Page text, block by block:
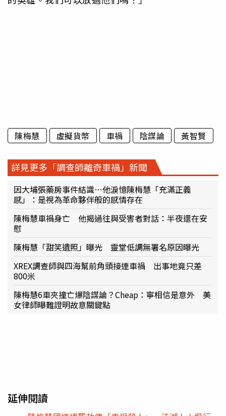
陳梅慧 虛擬貨幣 車禍 陰謀論 黃智賢
詳見更多「調查師離奇車禍」新聞
因大埔張藥房事件結識…他淚憶陳梅慧「充滿正義
感」：是視為革命夥伴般的感情存在
陳梅慧車禍身亡 他揭過往與受害者對話：半夜還在安
慰
陳梅慧「甜笑遺照」曝光 靈堂低調無署名原因曝光
XREX調查師與四海幫前角頭接連車禍 出事地竟只差
800米
陳梅慧6車夾撞亡爆陰謀論？Cheap：寧相信是意外 美
女律師曝難證明故意關鍵點
延伸閱讀